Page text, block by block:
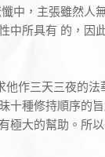
中，主張雖然人
中所具有 的，因
作三天三夜的
種修持順序的
極大的幫助。所